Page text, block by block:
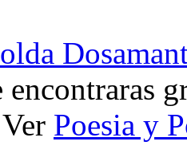
encontraras
Poesia y